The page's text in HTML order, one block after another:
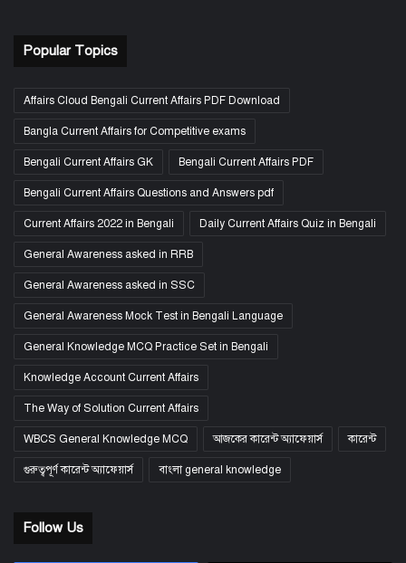
Popular Topics
Affairs Cloud Bengali Current Affairs PDF Download
Bangla Current Affairs for Competitive exams
Bengali Current Affairs GK Bengali Current Affairs PDF
Bengali Current Affairs Questions and Answers pdf
Current Affairs 2022 in Bengali Daily Current Affairs Quiz in Bengali
General Awareness asked in RRB
General Awareness asked in SSC
General Awareness Mock Test in Bengali Language
General Knowledge MCQ Practice Set in Bengali
Knowledge Account Current Affairs
The Way of Solution Current Affairs
WBCS General Knowledge MCQ আজকের কারেন্ট অ্যাফেয়ার্স কারেন্ট
গুরুত্বপূর্ণ কারেন্ট অ্যাফেয়ার্স বাংলা general knowledge
Follow Us